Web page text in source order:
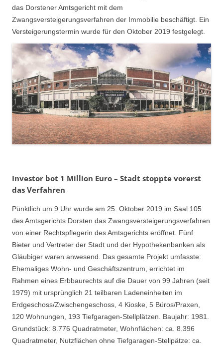
das Dorstener Amtsgericht mit dem
Zwangsversteigerungsverfahren der Immobilie beschäftigt. Ein
Versteigerungstermin wurde für den Oktober 2019 festgelegt.
Investor bot 1 Million Euro – Stadt stoppte vorerst
das Verfahren
Pünktlich um 9 Uhr wurde am 25. Oktober 2019 im Saal 105
des Amtsgerichts Dorsten das Zwangsversteigerungsverfahren
von einer Rechtspflegerin des Amtsgerichts eröffnet. Fünf
Bieter und Vertreter der Stadt und der Hypothekenbanken als
Gläubiger waren anwesend. Das gesamte Projekt umfasste:
Ehemaliges Wohn- und Geschäftszentrum, errichtet im
Rahmen eines Erbbaurechts auf die Dauer von 99 Jahren (seit
1979) mit ursprünglich 21 teilbaren Ladeneinheiten im
Erdgeschoss/Zwischengeschoss, 4 Kioske, 5 Büros/Praxen,
120 Wohnungen, 193 Tiefgaragen-Stellplätzen. Baujahr: 1981.
Grundstück: 8.776 Quadratmeter, Wohnflächen: ca. 8.396
Quadratmeter, Nutzflächen ohne Tiefgaragen-Stellpätze: ca.